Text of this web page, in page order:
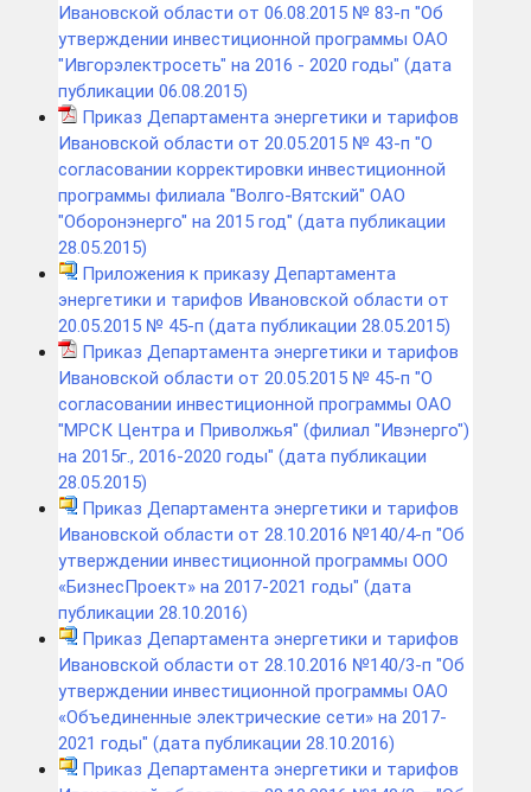
Ивановской области от 06.08.2015 № 83-п "Об
утверждении инвестиционной программы ОАО
"Ивгорэлектросеть" на 2016 - 2020 годы" (дата
публикации 06.08.2015)
Приказ Департамента энергетики и тарифов
Ивановской области от 20.05.2015 № 43-п "О
согласовании корректировки инвестиционной
программы филиала "Волго-Вятский" ОАО
"Оборонэнерго" на 2015 год" (дата публикации
28.05.2015)
Приложения к приказу Департамента
энергетики и тарифов Ивановской области от
20.05.2015 № 45-п (дата публикации 28.05.2015)
Приказ Департамента энергетики и тарифов
Ивановской области от 20.05.2015 № 45-п "О
согласовании инвестиционной программы ОАО
"МРСК Центра и Приволжья" (филиал "Ивэнерго")
на 2015г., 2016-2020 годы" (дата публикации
28.05.2015)
Приказ Департамента энергетики и тарифов
Ивановской области от 28.10.2016 №140/4-п "Об
утверждении инвестиционной программы ООО
«БизнесПроект» на 2017-2021 годы" (дата
публикации 28.10.2016)
Приказ Департамента энергетики и тарифов
Ивановской области от 28.10.2016 №140/3-п "Об
утверждении инвестиционной программы ОАО
«Объединенные электрические сети» на 2017-
2021 годы" (дата публикации 28.10.2016)
Приказ Департамента энергетики и тарифов